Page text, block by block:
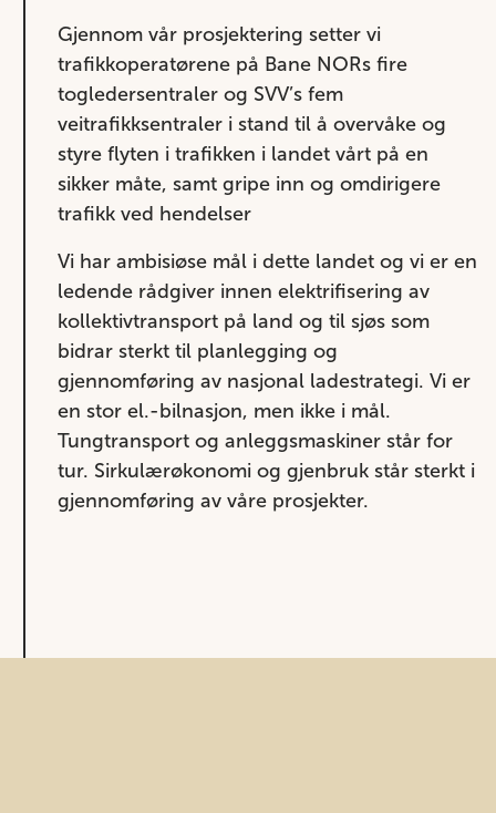
Gjennom vår prosjektering setter vi
trafikkoperatørene på Bane NORs fire
togledersentraler og SVV’s fem
veitrafikksentraler i stand til å overvåke og
styre flyten i trafikken i landet vårt på en
sikker måte, samt gripe inn og omdirigere
trafikk ved hendelser
Vi har ambisiøse mål i dette landet og vi er en
ledende rådgiver innen elektrifisering av
kollektivtransport på land og til sjøs som
bidrar sterkt til planlegging og
gjennomføring av nasjonal ladestrategi. Vi er
en stor el.-bilnasjon, men ikke i mål.
Tungtransport og anleggsmaskiner står for
tur. Sirkulærøkonomi og gjenbruk står sterkt i
gjennomføring av våre prosjekter.